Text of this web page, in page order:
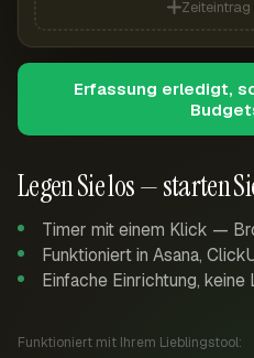
Legen Sie los — starten
Timer mit einem Klick —
Funktioniert in Asana,
Einfache Einrichtung, keine
Funktioniert mit Ihrem Lieblingstool:
Erfassung erledigt,